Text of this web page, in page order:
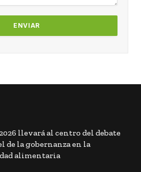
llevará al centro del debate
de la gobernanza en la
alimentaria